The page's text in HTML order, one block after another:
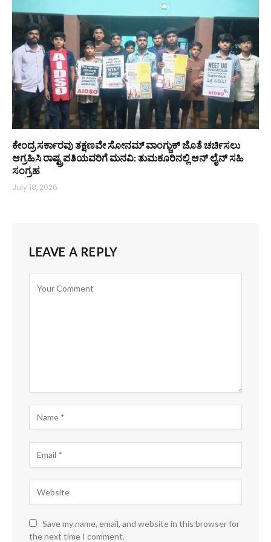
ಕೇಂದ್ರ ಸರ್ಕಾರವು ತಕ್ಷಣವೇ ಸೋನಮ್ ವಾಂಗ್ಚುಕ್ ಜೊತೆ ಚರ್ಚಿಸಲು
ಆಗ್ರಹಿಸಿ ರಾಷ್ಟ್ರಪತಿಯವರಿಗೆ ಮನವಿ: ತುಮಕೂರಿನಲ್ಲಿ ಆನ್‌ ಲೈನ್ ಸಹಿ
ಸಂಗ್ರಹ
July 18, 2026
LEAVE A REPLY
Save my name, email, and website in this browser for
the next time I comment.